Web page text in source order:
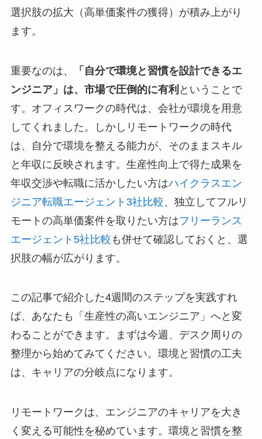
選択肢の拡大（高単価案件の獲得）が積み上がり
ます。
重要なのは、
「自分で環境と習慣を設計できるエ
ンジニア」は、市場で圧倒的に有利 ということで
す。オフィスワークの時代は、会社が環境を用意
してくれました。しかしリモートワークの時代
は、自分で環境を整える能力が、そのままスキル
と年収に反映されます。生産性向上で得た成果を
年収交渉や転職に活かしたい方はハイクラスエン
ジニア転職エージェント3社比較、独立してフルリ
モートの高単価案件を取りたい方はフリーランス
エージェント5社比較 も併せて確認しておくと、選
択肢の幅が広がります。
この記事で紹介した4週間のステップを実践すれ
ば、あなたも「生産性の高いエンジニア」へと変
わることができます。まずは今週、デスク周りの
整理から始めてみてください。環境と習慣の工夫
は、キャリアの分岐点になります。
リモートワークは、エンジニアのキャリアを大き
く変える可能性を秘めています。環境と習慣を整